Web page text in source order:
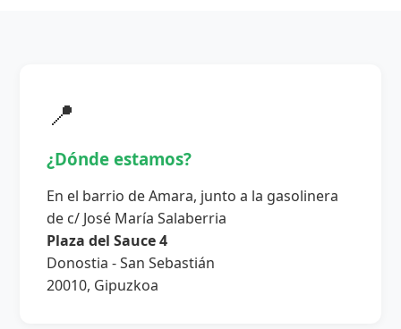
📍
¿Dónde estamos?
En el barrio de Amara, junto a la gasolinera
de c/ José María Salaberria
Plaza del Sauce 4
Donostia - San Sebastián
20010, Gipuzkoa